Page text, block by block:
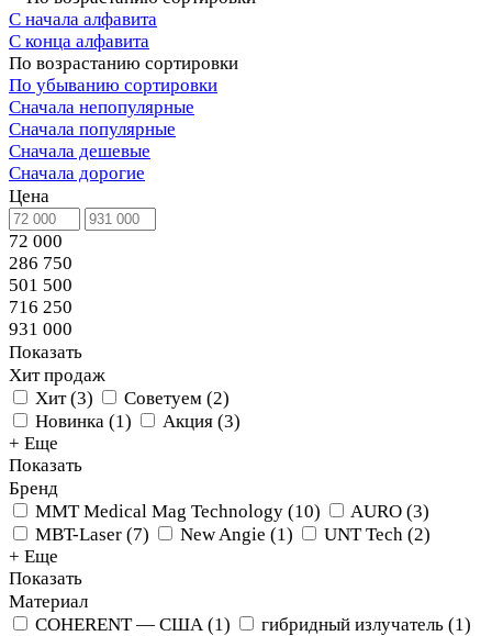
С начала алфавита
С конца алфавита
По возрастанию сортировки
По убыванию сортировки
Сначала непопулярные
Сначала популярные
Сначала дешевые
Сначала дорогие
Цена
72 000
286 750
501 500
716 250
931 000
Показать
Хит продаж
Хит(3) Советуем (2)
Новинка (1) Акция (3)
+ Еще
Показать
Бренд
MMT Medical Mag Technology (10) AURO (3)
MBT-Laser (7) New Angie (1) UNT Tech (2)
+ Еще
Показать
Материал
COHERENT — США (1) гибридный излучатель (1)